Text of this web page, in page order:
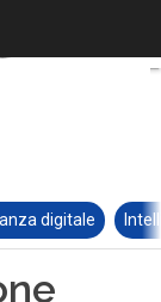
digitale